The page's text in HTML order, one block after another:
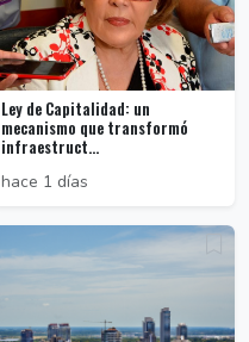
Ley de Capitalidad: un
mecanismo que transformó
infraestruct...
hace 1 días